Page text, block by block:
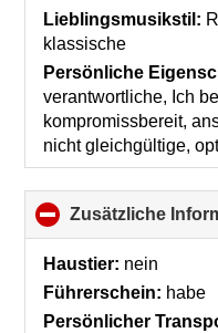
Lieblingsmusikstil:
klassische
Persönliche
verantwortliche, Ich
kompromissbereit,
nicht gleichgültige,
Zusätzliche
Haustier: nein
Führerschein: habe
Persönlicher